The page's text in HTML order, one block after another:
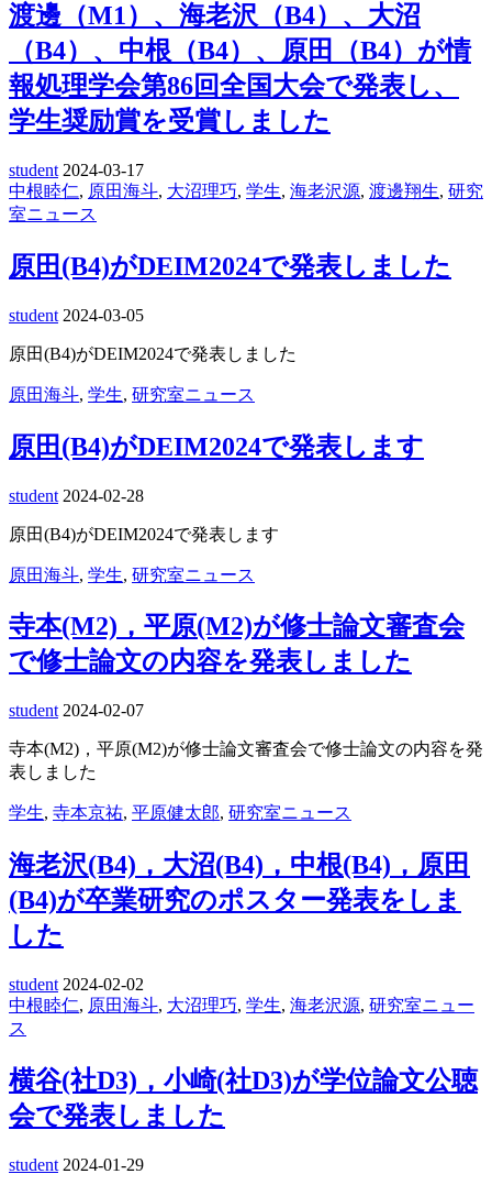
渡邊（M1）、海老沢（B4）、大沼
（B4）、中根（B4）、原田（B4）が情
報処理学会第86回全国大会で発表し、
学生奨励賞を受賞しました
student 2024-03-17
中根睦仁, 原田海斗, 大沼理巧, 学生, 海老沢源, 渡邊翔生, 研究
室ニュース
原田(B4)がDEIM2024で発表しました
student 2024-03-05
原田(B4)がDEIM2024で発表しました
原田海斗, 学生, 研究室ニュース
原田(B4)がDEIM2024で発表します
student 2024-02-28
原田(B4)がDEIM2024で発表します
原田海斗, 学生, 研究室ニュース
寺本(M2)，平原(M2)が修士論文審査会
で修士論文の内容を発表しました
student 2024-02-07
寺本(M2)，平原(M2)が修士論文審査会で修士論文の内容を発
表しました
学生, 寺本京祐, 平原健太郎, 研究室ニュース
海老沢(B4)，大沼(B4)，中根(B4)，原田
(B4)が卒業研究のポスター発表をしま
した
student 2024-02-02
中根睦仁, 原田海斗, 大沼理巧, 学生, 海老沢源, 研究室ニュー
ス
横谷(社D3)，小崎(社D3)が学位論文公聴
会で発表しました
student 2024-01-29